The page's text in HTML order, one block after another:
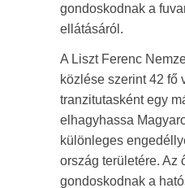
gondoskodnak a
ellátásáról.
A Liszt Ferenc
közlése szerint 42 fő
tranzitutasként egy
elhagyhassa
különleges
ország területére. Az
gondoskodnak a